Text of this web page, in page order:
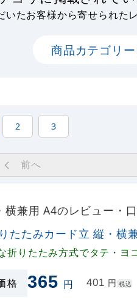
たお客様から寄せられた
商品カテゴリ
2 3
前へ
兼用 A4のレビュー・口
たたみカード立 縦・横
折りたたみ方式でタテ・ヨ
格 365 円 401 円 税込